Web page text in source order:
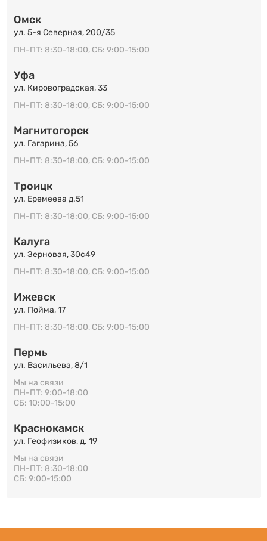
Омск
ул. 5-я Северная, 200/35
ПН-ПТ: 8:30-18:00, СБ: 9:00-15:00
Уфа
ул. Кировоградская, 33
ПН-ПТ: 8:30-18:00, СБ: 9:00-15:00
Магнитогорск
ул. Гагарина, 56
ПН-ПТ: 8:30-18:00, СБ: 9:00-15:00
Троицк
ул. Еремеева д.51
ПН-ПТ: 8:30-18:00, СБ: 9:00-15:00
Калуга
ул. Зерновая, 30с49
ПН-ПТ: 8:30-18:00, СБ: 9:00-15:00
Ижевск
ул. Пойма, 17
ПН-ПТ: 8:30-18:00, СБ: 9:00-15:00
Пермь
ул. Васильева, 8/1
Мы на связи
ПН-ПТ: 9:00-18:00
СБ: 10:00-15:00
Краснокамск
ул. Геофизиков, д. 19
Мы на связи
ПН-ПТ: 8:30-18:00
СБ: 9:00-15:00